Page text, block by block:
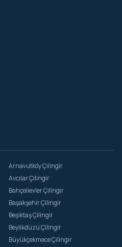
Arnavutköy Çilingir
Avcılar Çilingir
Bahçelievler Çilingir
Başakşehir Çilingir
Beşiktaş Çilingir
Beylikdüzü Çilingir
Büyükçekmece Çilingir